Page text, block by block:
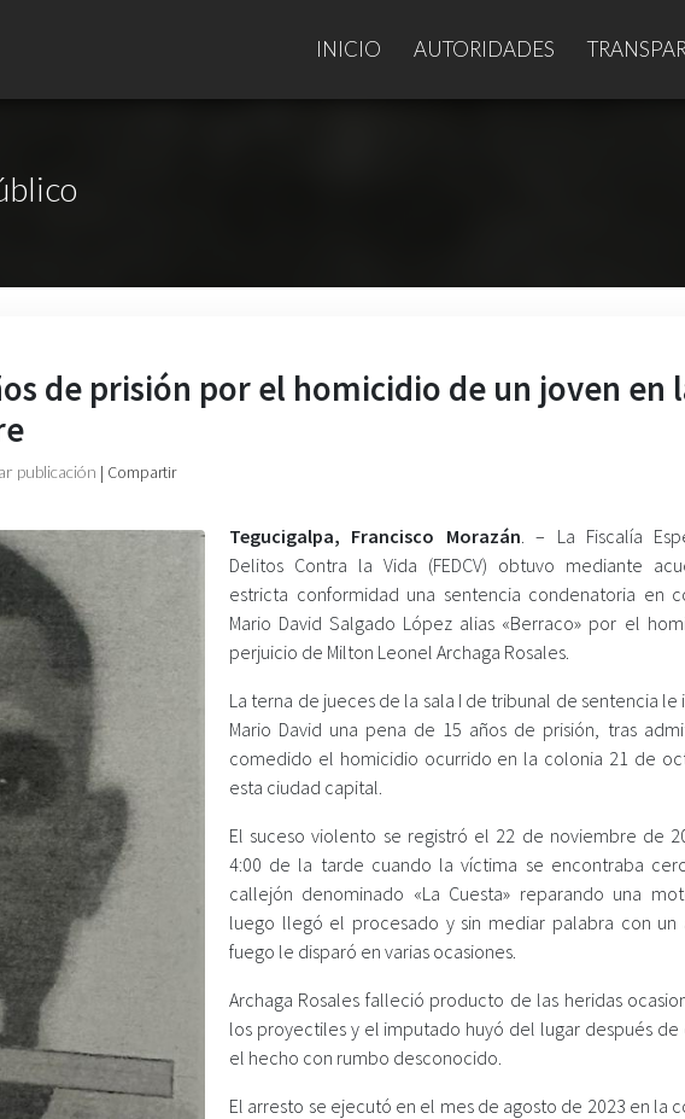
INICIO AUTORIDADES
de prisión por el homicidio de un joven en
publicación | Compartir
Tegucigalpa, Francisco Morazán. – La Fiscalía
Delitos Contra la Vida (FEDCV) obtuvo mediante
estricta conformidad una sentencia condenatoria en
Mario David Salgado López alias «Berraco» por el
perjuicio de Milton Leonel Archaga Rosales.
La terna de jueces de la sala I de tribunal de sentencia le
Mario David una pena de 15 años de prisión, tras
comedido el homicidio ocurrido en la colonia 21 de
esta ciudad capital.
El suceso violento se registró el 22 de noviembre de
4:00 de la tarde cuando la víctima se encontraba
callejón denominado «La Cuesta» reparando una
luego llegó el procesado y sin mediar palabra con un
fuego le disparó en varias ocasiones.
Archaga Rosales falleció producto de las heridas
los proyectiles y el imputado huyó del lugar después
el hecho con rumbo desconocido.
El arresto se ejecutó en el mes de agosto de 2023 en la